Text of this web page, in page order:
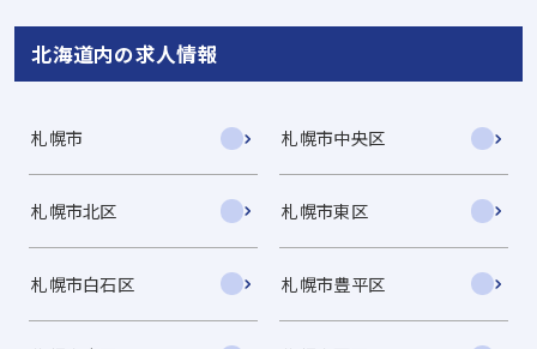
北海道内の求人情報
札幌市 札幌市中央区
札幌市北区 札幌市東区
札幌市白石区 札幌市豊平区